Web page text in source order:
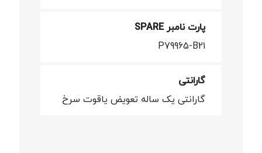
پارت نامبر SPARE
P79965-B21
گارانتی
گارانتی یک ساله تعویض یاقوت سرخ